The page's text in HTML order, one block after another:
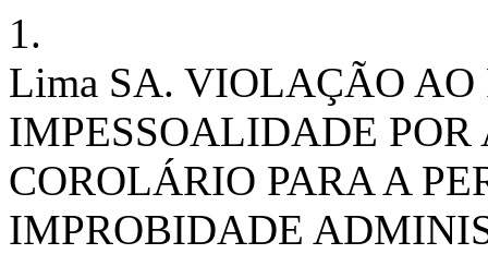
1.
Lima SA. VIOLAÇÃO AO
IMPESSOALIDADE
COROLÁRIO PARA A
IMPROBIDADE